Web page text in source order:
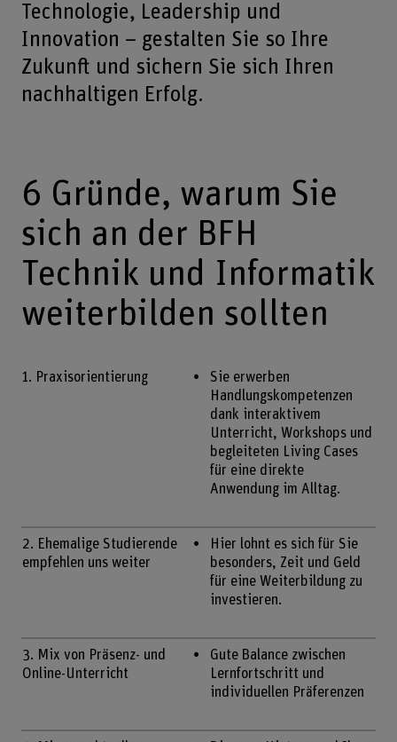
Technologie, Leadership und
Innovation – gestalten Sie so Ihre
Zukunft und sichern Sie sich Ihren
nachhaltigen Erfolg.
6 Gründe, warum Sie
sich an der BFH
Technik und Informatik
weiterbilden sollten
1. Praxisorientierung
Sie erwerben
Handlungskompetenzen
dank interaktivem
Unterricht, Workshops und
begleiteten Living Cases
für eine direkte
Anwendung im Alltag.
2. Ehemalige Studierende
empfehlen uns weiter
Hier lohnt es sich für Sie
besonders, Zeit und Geld
für eine Weiterbildung zu
investieren.
3. Mix von Präsenz- und
Online-Unterricht
Gute Balance zwischen
Lernfortschritt und
individuellen Präferenzen